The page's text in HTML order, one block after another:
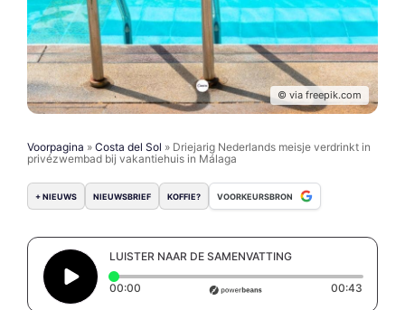
© via freepik.com
Voorpagina » Costa del Sol » Driejarig Nederlands meisje verdrinkt in
privézwembad bij vakantiehuis in Málaga
+ NIEUWS NIEUWSBRIEF KOFFIE? VOORKEURSBRON
LUISTER NAAR DE SAMENVATTING
00:00 Elapsed time: 0 seconds 00:43